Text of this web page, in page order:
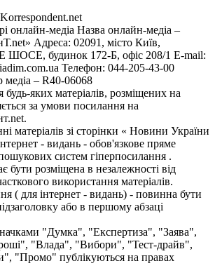
онлайн-медіа Назва онлайн-медіа –
Адреса: 02091, місто Київ,
будинок 172-Б, офіс 208/1 E-mail:
Телефон: 044-205-43-00
медіа – R40-06068
яких матеріалів, розміщених на
за умови посилання на
матеріалів зі сторінки « Новини України
- видань - обов'язкове пряме
систем гіперпосилання .
бути розміщена в незалежності від
використання матеріалів.
( для інтернет - видань) - повинна бути
або в першому абзаці
"Думка", "Експертиза", "Заява",
"Влада", "Вибори", "Тест-драйв",
"Промо" публікуються на правах